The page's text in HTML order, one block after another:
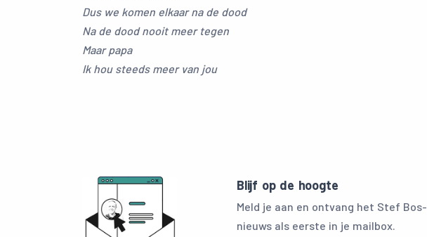
Dus we komen elkaar na de dood
Na de dood nooit meer tegen
Maar papa
Ik hou steeds meer van jou
Blijf op de hoogte
Meld je aan en ontvang het Stef Bos-
nieuws als eerste in je mailbox.